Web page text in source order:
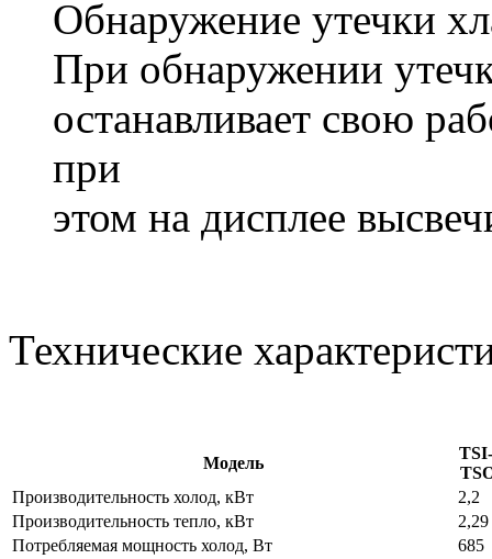
Обнаружение утечки
При обнаружении
останавливает свою
при
этом на дисплее
Технические
Модель
Производительность холод, кВт
2,2
Производительность тепло, кВт
2,29
Потребляемая мощность холод, Вт
685